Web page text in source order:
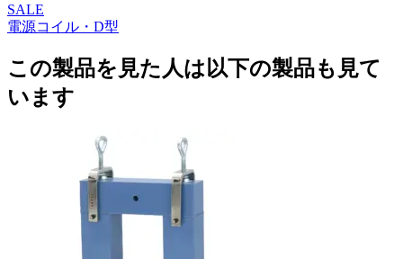
SALE
電源コイル・D型
この製品を見た人は以下の製品も見て
います